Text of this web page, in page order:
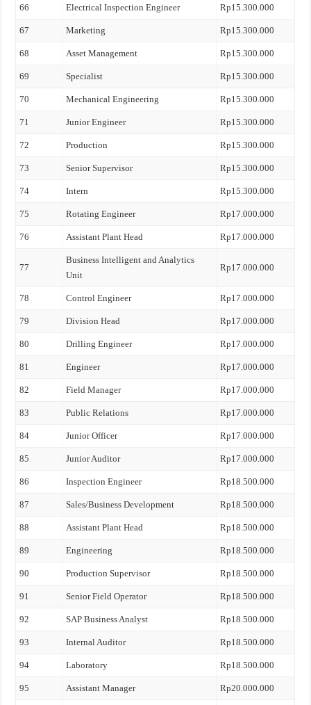
66 Electrical Inspection Engineer Rp15.300.000
67 Marketing Rp15.300.000
68 Asset Management Rp15.300.000
69 Specialist Rp15.300.000
70 Mechanical Engineering Rp15.300.000
71 Junior Engineer Rp15.300.000
72 Production Rp15.300.000
73 Senior Supervisor Rp15.300.000
74 Intern Rp15.300.000
75 Rotating Engineer Rp17.000.000
76 Assistant Plant Head Rp17.000.000
77
Business Intelligent and Analytics
Unit
Rp17.000.000
78 Control Engineer Rp17.000.000
79 Division Head Rp17.000.000
80 Drilling Engineer Rp17.000.000
81 Engineer Rp17.000.000
82 Field Manager Rp17.000.000
83 Public Relations Rp17.000.000
84 Junior Officer Rp17.000.000
85 Junior Auditor Rp17.000.000
86 Inspection Engineer Rp18.500.000
87 Sales/Business Development Rp18.500.000
88 Assistant Plant Head Rp18.500.000
89 Engineering Rp18.500.000
90 Production Supervisor Rp18.500.000
91 Senior Field Operator Rp18.500.000
92 SAP Business Analyst Rp18.500.000
93 Internal Auditor Rp18.500.000
94 Laboratory Rp18.500.000
95 Assistant Manager Rp20.000.000